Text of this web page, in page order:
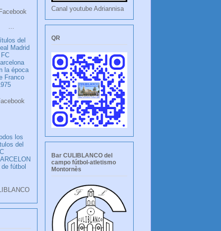
del
Madrid
la época
Franco
los
del
de fútbol
Canal youtube Adriannisa
QR
Bar CULIBLANCO del
campo fútbol-atletismo
Montornès